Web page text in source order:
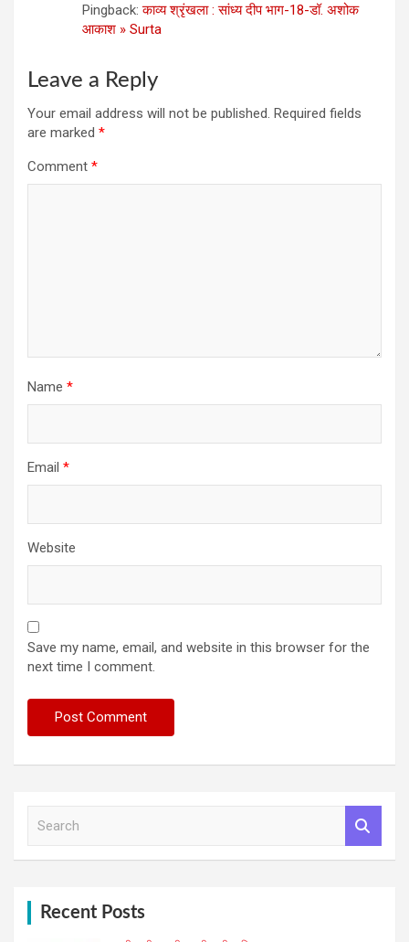
Pingback:काव्‍य श्रृंखला : सांध्‍य दीप भाग-18-डॉ. अशोक
आकाश » Surta
Leave a Reply
Your email address will not be published. Required fields
are marked *
Comment *
Name *
Email *
Website
Save my name, email, and website in this browser for the
next time I comment.
Recent Posts